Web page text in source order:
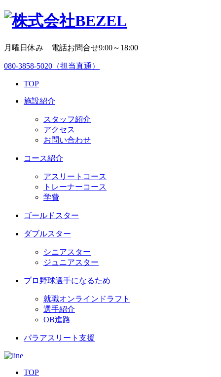
月曜日休み 電話お問合せ9:00～18:00
080-3858-5020 （担当直通）
TOP
施設紹介
スタッフ紹介
アクセス
お問い合わせ
コース紹介
アスリートコース
トレーナーコース
学費
ゴールドスター
ダブルスター
シニアスター
ジュニアスター
プロ野球選手になるため
就職オンラインドラフト
選手紹介
OB進路
パラアスリート支援
TOP